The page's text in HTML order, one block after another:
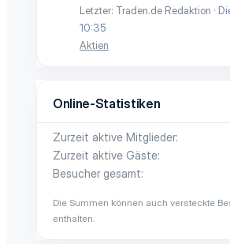
Letzter: Traden.de Redaktion
10:35
Aktien
Online-Statistiken
Zurzeit aktive Mitglieder
Zurzeit aktive Gäste
Besucher gesamt
Die Summen können auch versteckte
enthalten.